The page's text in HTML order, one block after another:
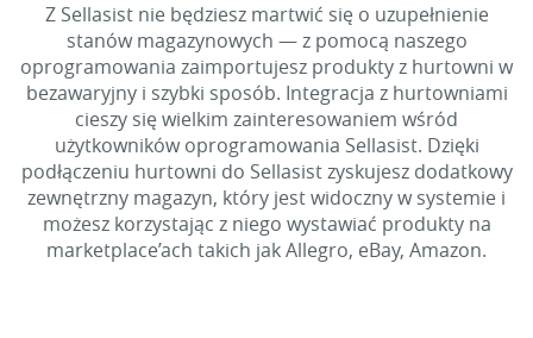
Z Sellasist nie będziesz martwić się o uzupełnienie
stanów magazynowych — z pomocą naszego
oprogramowania zaimportujesz produkty z hurtowni w
bezawaryjny i szybki sposób. Integracja z hurtowniami
cieszy się wielkim zainteresowaniem wśród
użytkowników oprogramowania Sellasist. Dzięki
podłączeniu hurtowni do Sellasist zyskujesz dodatkowy
zewnętrzny magazyn, który jest widoczny w systemie i
możesz korzystając z niego wystawiać produkty na
marketplace’ach takich jak Allegro, eBay, Amazon.